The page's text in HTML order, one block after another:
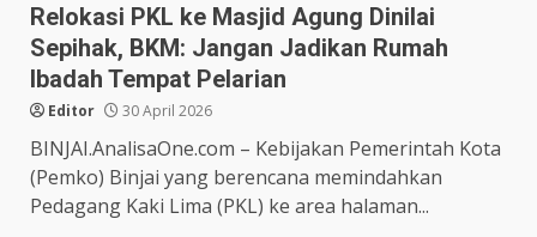
Relokasi PKL ke Masjid Agung Dinilai
Sepihak, BKM: Jangan Jadikan Rumah
Ibadah Tempat Pelarian
Editor 30 April 2026
BINJAI.AnalisaOne.com – Kebijakan Pemerintah Kota
(Pemko) Binjai yang berencana memindahkan
Pedagang Kaki Lima (PKL) ke area halaman...